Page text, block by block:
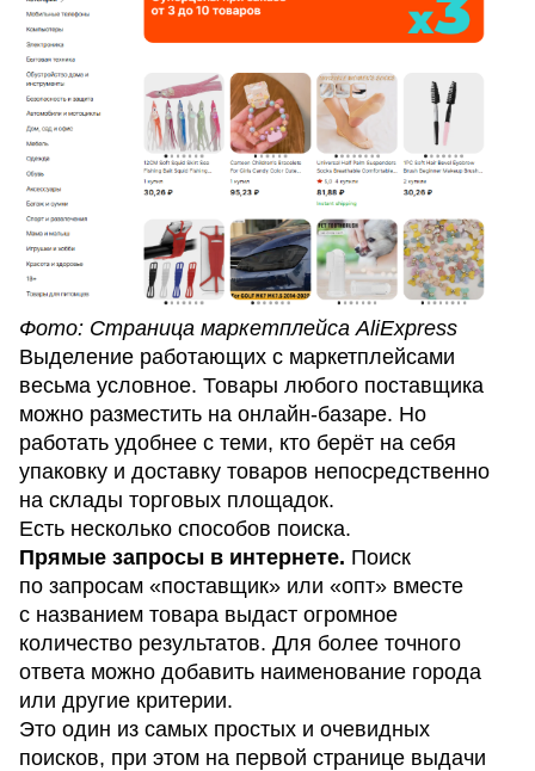
Фото: Страница маркетплейса AliExpress
Выделение работающих с маркетплейсами
весьма условное. Товары любого поставщика
можно разместить на онлайн-базаре. Но
работать удобнее с теми, кто берёт на себя
упаковку и доставку товаров непосредственно
на склады торговых площадок.
Есть несколько способов поиска.
Прямые запросы в интернете. Поиск
по запросам «поставщик» или «опт» вместе
с названием товара выдаст огромное
количество результатов. Для более точного
ответа можно добавить наименование города
или другие критерии.
Это один из самых простых и очевидных
поисков, при этом на первой странице выдачи